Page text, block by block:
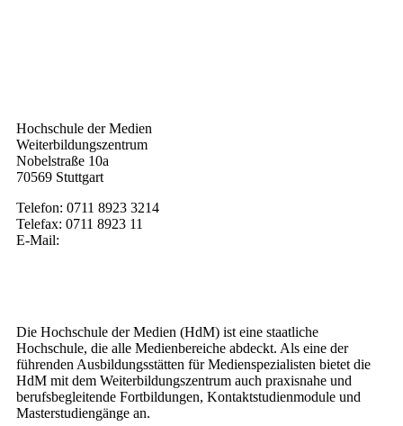
Hochschule der Medien
Weiterbildungszentrum
Nobelstraße 10a
70569 Stuttgart
Telefon: 0711 8923 3214
Telefax: 0711 8923 11
E-Mail:
Die Hochschule der Medien (HdM) ist eine staatliche
Hochschule, die alle Medienbereiche abdeckt. Als eine der
führenden Ausbildungsstätten für Medienspezialisten bietet die
HdM mit dem Weiterbildungszentrum auch praxisnahe und
berufsbegleitende Fortbildungen, Kontaktstudienmodule und
Masterstudiengänge an.